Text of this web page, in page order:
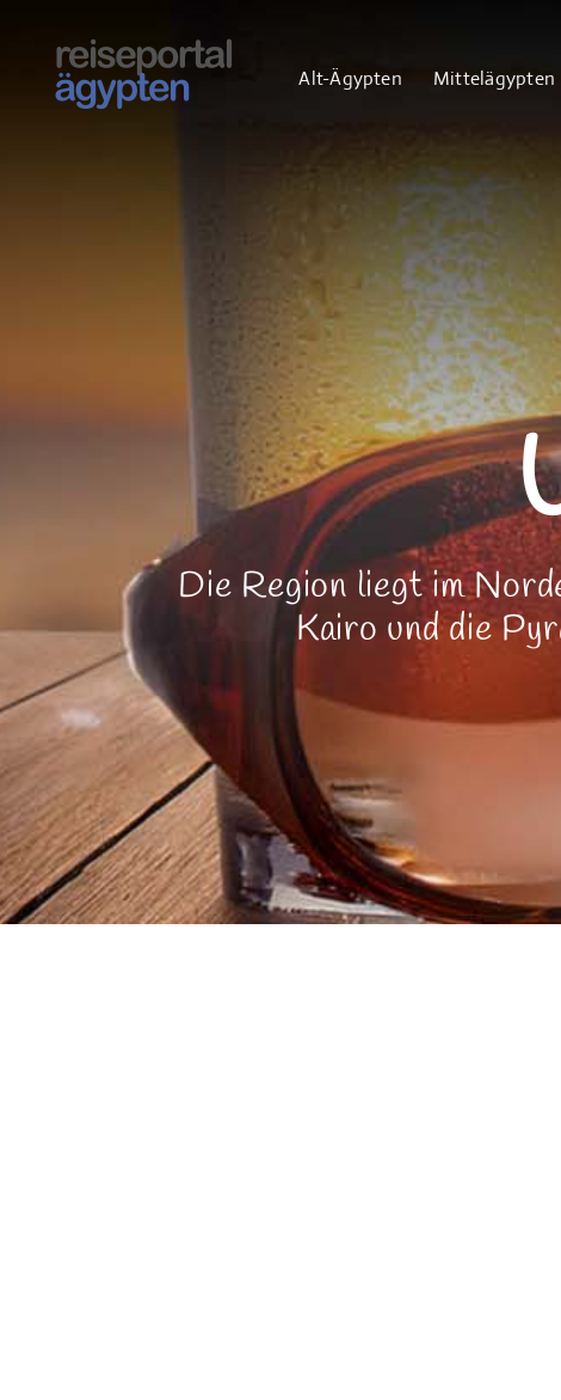
springen
Alt-Ägypten Mittelägypten
Die Region liegt im
Kairo und die